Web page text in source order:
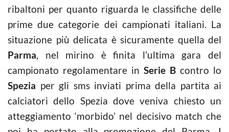
ribaltoni per quanto riguarda le classifiche delle
prime due categorie dei campionati italiani. La
situazione più delicata è sicuramente quella del
Parma, nel mirino è finita l’ultima gara del
campionato regolamentare in Serie B contro lo
Spezia per gli sms inviati prima della partita ai
calciatori dello Spezia dove veniva chiesto un
atteggiamento ‘morbido’ nel decisivo match che